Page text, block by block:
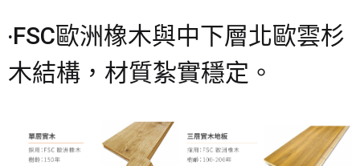
‧FSC歐洲橡木與中下層北歐雲杉
木結構，材質紮實穩定。